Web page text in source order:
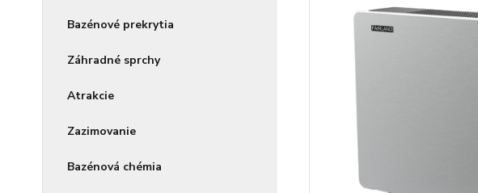
Bazénové prekrytia
Záhradné sprchy
Atrakcie
Zazimovanie
Bazénová chémia